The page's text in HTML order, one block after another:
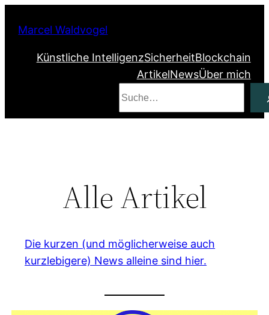
Marcel Waldvogel
Künstliche IntelligenzSicherheitBlockchain
ArtikelNewsÜber mich
Alle Artikel
Die kurzen (und möglicherweise auch
kurzlebigere) News alleine sind hier.